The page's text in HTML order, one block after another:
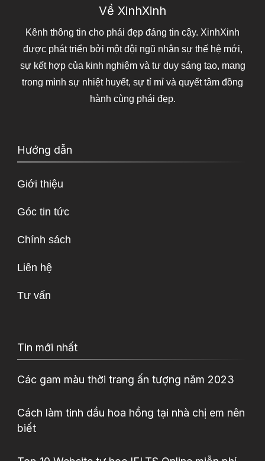
Về XinhXinh
Kênh thông tin cho phái đẹp đáng tin cậy. XinhXinh
được phát triển bởi một đội ngũ nhân sự thế hệ mới,
sự kết hợp của kinh nghiệm và tư duy sáng tạo, mang
trong mình sự nhiệt huyết, sự tỉ mỉ và quyết tâm đồng
hành cùng phái đẹp.
Hướng dẫn
Giới thiệu
Góc tin tức
Chính sách
Liên hệ
Tư vấn
Tin mới nhất
Các gam màu thời trang ấn tượng năm 2023
Cách làm tinh dầu hoa hồng tại nhà chị em nên
biết